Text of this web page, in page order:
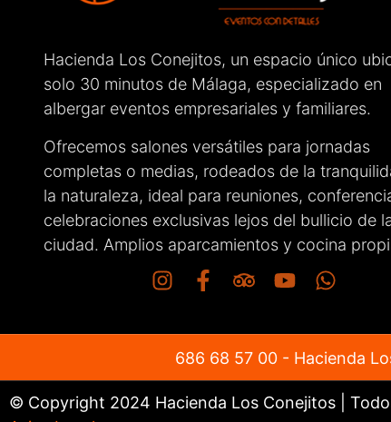
como
muy
Sin
el
Hacienda Los Conejitos, un espacio único
solo 30 minutos de Málaga, especializado en
albergar eventos empresariales y familiares.
Ofrecemos salones versátiles para jornadas
completas o medias, rodeados de la
la naturaleza, ideal para reuniones,
celebraciones exclusivas lejos del bullicio de
ciudad. Amplios aparcamientos y cocina
686 68 57 00 - Hacienda
© Copyright 2024 Hacienda Los Conejitos |